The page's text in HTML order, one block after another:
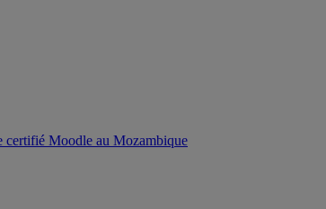
certifié Moodle au Mozambique